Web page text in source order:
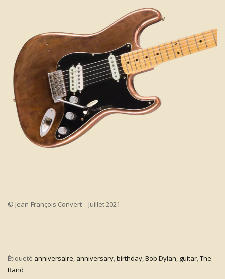
© Jean-François Convert – Juillet 2021
Étiqueté anniversaire anniversary birthday Bob Dylan guitar The
Band